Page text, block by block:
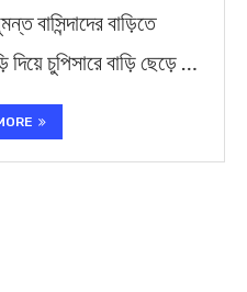
বাসিন্দাদের বাড়িতে
চুপিসারে বাড়ি ছেড়ে …